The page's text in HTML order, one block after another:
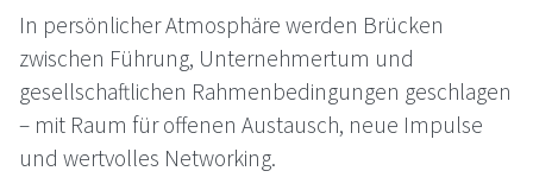
In persönlicher Atmosphäre werden Brücken
zwischen Führung, Unternehmertum und
gesellschaftlichen Rahmenbedingungen geschlagen
– mit Raum für offenen Austausch, neue Impulse
und wertvolles Networking.